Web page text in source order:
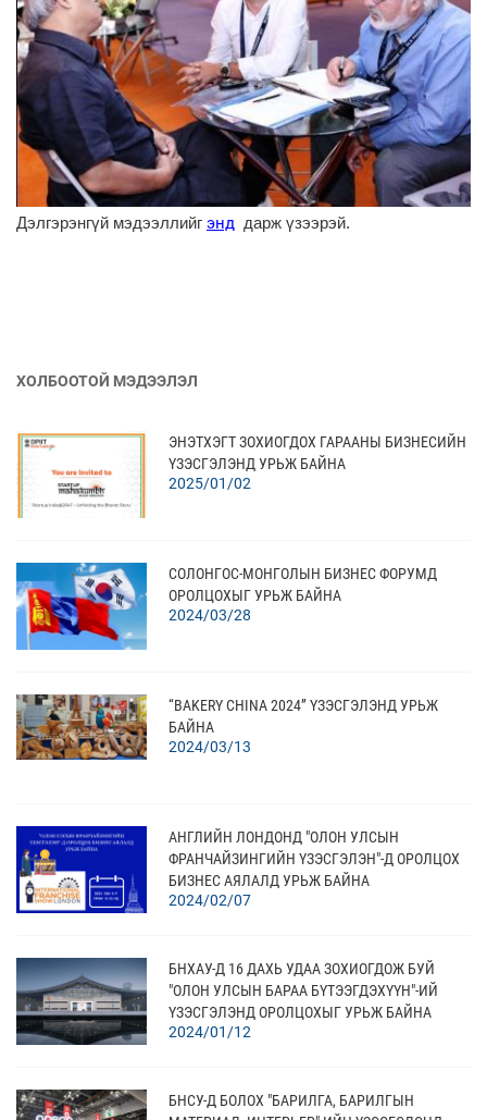
Дэлгэрэнгүй мэдээллийг энд дарж үзээрэй.
ХОЛБООТОЙ МЭДЭЭЛЭЛ
ЭНЭТХЭГТ ЗОХИОГДОХ ГАРААНЫ БИЗНЕСИЙН
ҮЗЭСГЭЛЭНД УРЬЖ БАЙНА
2025/01/02
СОЛОНГОС-МОНГОЛЫН БИЗНЕС ФОРУМД
ОРОЛЦОХЫГ УРЬЖ БАЙНА
2024/03/28
“BAKERY CHINA 2024” ҮЗЭСГЭЛЭНД УРЬЖ
БАЙНА
2024/03/13
АНГЛИЙН ЛОНДОНД "ОЛОН УЛСЫН
ФРАНЧАЙЗИНГИЙН ҮЗЭСГЭЛЭН"-Д ОРОЛЦОХ
БИЗНЕС АЯЛАЛД УРЬЖ БАЙНА
2024/02/07
БНХАУ-Д 16 ДАХЬ УДАА ЗОХИОГДОЖ БУЙ
"ОЛОН УЛСЫН БАРАА БҮТЭЭГДЭХҮҮН"-ИЙ
ҮЗЭСГЭЛЭНД ОРОЛЦОХЫГ УРЬЖ БАЙНА
2024/01/12
БНСУ-Д БОЛОХ "БАРИЛГА, БАРИЛГЫН